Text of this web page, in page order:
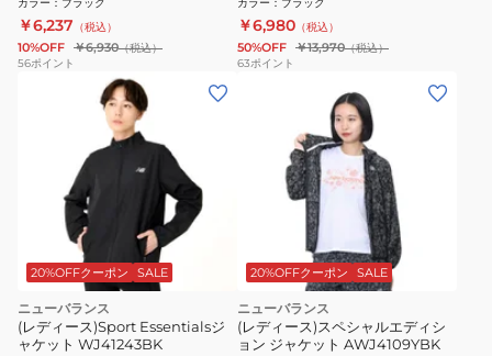
￥6,237 （税込）
10%OFF ￥6,930（税込）
56ポイント
￥6,980 （税込）
50%OFF ￥13,970（税込）
63ポイント
20%OFFクーポン SALE
ニューバランス
(レディース)Sport Essentialsジ
ャケット WJ41243BK
20%OFFクーポン SALE
ニューバランス
(レディース)スペシャルエディシ
ョン ジャケット AWJ4109YBK